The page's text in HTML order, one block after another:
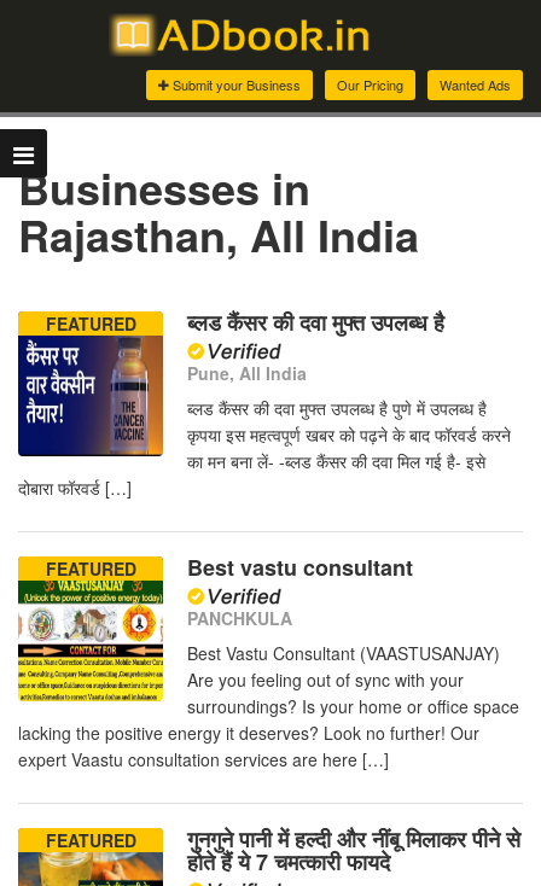
Wanted Ads
Our Pricing
Submit your Business
Businesses in
Rajasthan, All India
FEATURED ब्लड कैंसर की दवा मुफ्त उपलब्ध है
Pune, All India
ब्लड कैंसर की दवा मुफ्त उपलब्ध है पुणे में उपलब्ध है
कृपया इस महत्वपूर्ण खबर को पढ़ने के बाद फॉरवर्ड करने
का मन बना लें- -ब्लड कैंसर की दवा मिल गई है- इसे
दोबारा फॉरवर्ड […]
FEATURED Best vastu consultant
PANCHKULA
Best Vastu Consultant (VAASTUSANJAY)
Are you feeling out of sync with your
surroundings? Is your home or office space
lacking the positive energy it deserves? Look no further! Our
expert Vaastu consultation services are here […]
FEATURED गुनगुने पानी में हल्दी और नींबू मिलाकर पीने से
होते हैं ये 7 चमत्कारी फायदे